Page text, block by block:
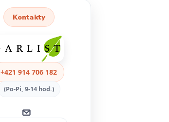
Kontakty
+421 914 706 182
(Po-Pi, 9-14 hod.)